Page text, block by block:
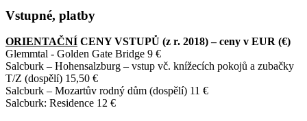
Vstupné, platby
ORIENTAČNÍ CENY VSTUPŮ (z r. 2018) – ceny v EUR (€)
Glemmtal - Golden Gate Bridge 9 €
Salcburk – Hohensalzburg – vstup vč. knížecích pokojů a zubačky
T/Z (dospělí) 15,50 €
Salcburk – Mozartův rodný dům (dospělí) 11 €
Salcburk: Residence 12 €